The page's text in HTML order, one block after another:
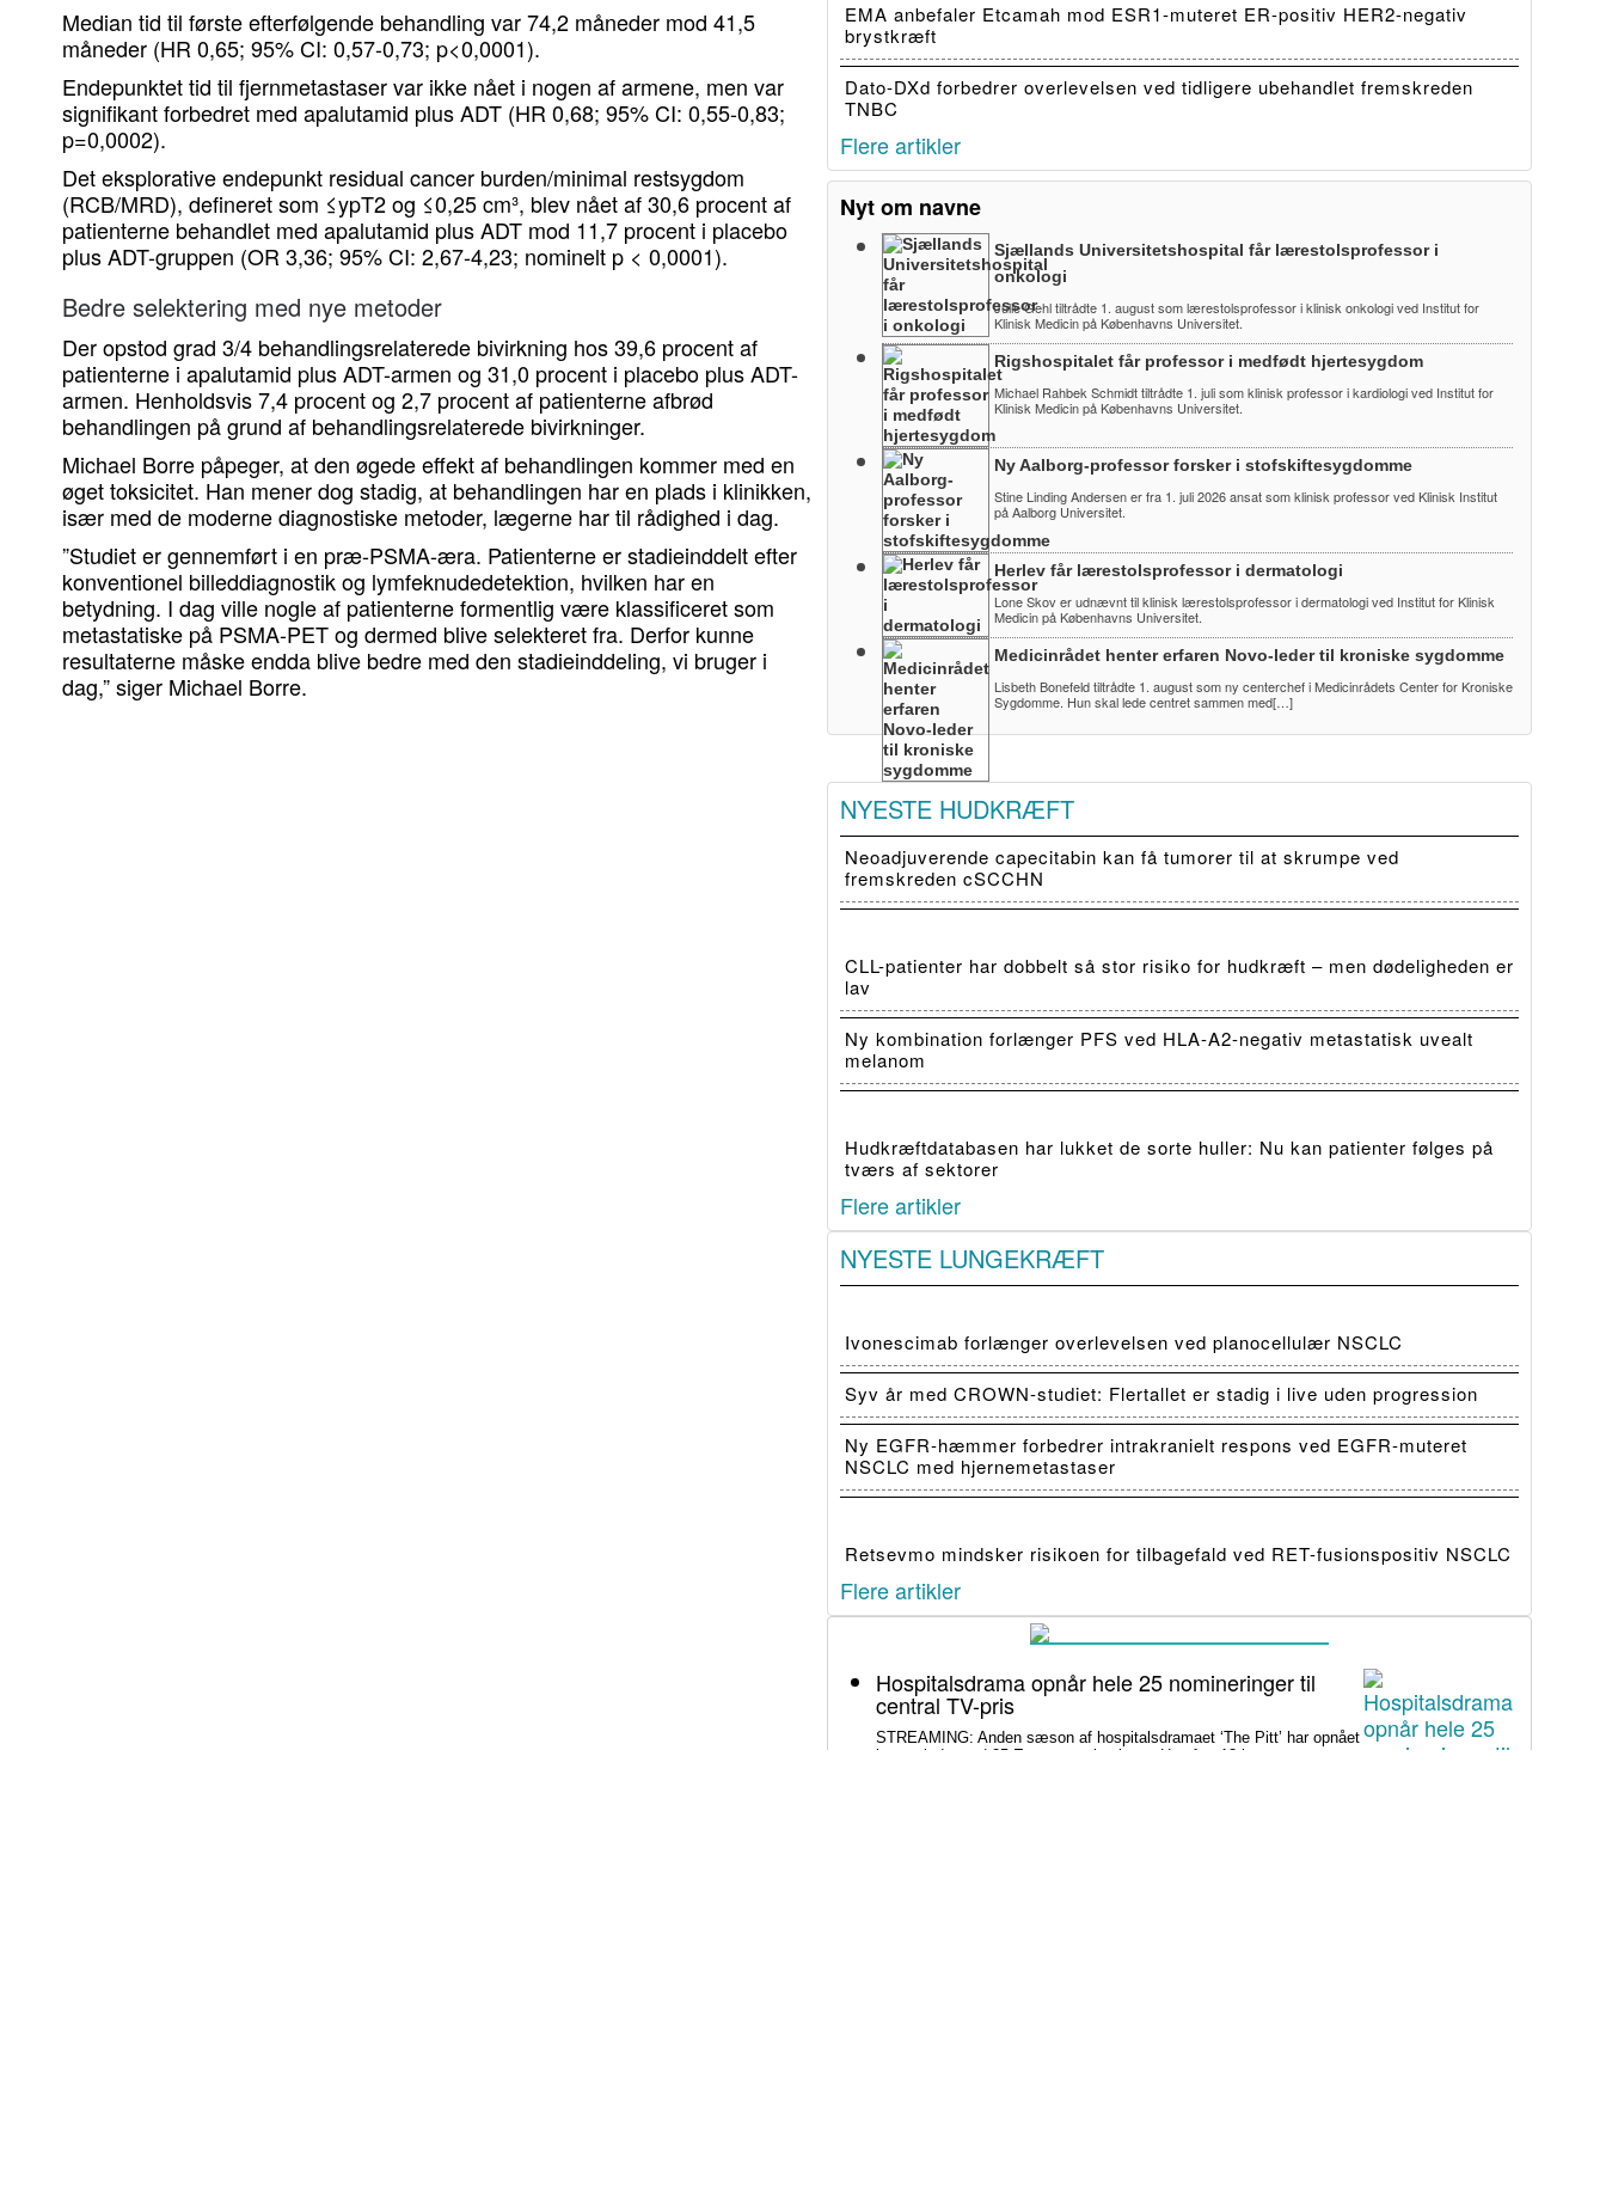
Median tid til første efterfølgende behandling var 74,2 måneder mod 41,5
måneder (HR 0,65; 95% CI: 0,57-0,73; p<0,0001).
Endepunktet tid til fjernmetastaser var ikke nået i nogen af armene, men var
signifikant forbedret med apalutamid plus ADT (HR 0,68; 95% CI: 0,55-0,83;
p=0,0002).
Det eksplorative endepunkt residual cancer burden/minimal restsygdom
(RCB/MRD), defineret som ≤ypT2 og ≤0,25 cm³, blev nået af 30,6 procent af
patienterne behandlet med apalutamid plus ADT mod 11,7 procent i placebo
plus ADT-gruppen (OR 3,36; 95% CI: 2,67-4,23; nominelt p < 0,0001).
Bedre selektering med nye metoder
Der opstod grad 3/4 behandlingsrelaterede bivirkning hos 39,6 procent af
patienterne i apalutamid plus ADT-armen og 31,0 procent i placebo plus ADT-
armen. Henholdsvis 7,4 procent og 2,7 procent af patienterne afbrød
behandlingen på grund af behandlingsrelaterede bivirkninger.
Michael Borre påpeger, at den øgede effekt af behandlingen kommer med en
øget toksicitet. Han mener dog stadig, at behandlingen har en plads i klinikken,
især med de moderne diagnostiske metoder, lægerne har til rådighed i dag.
”Studiet er gennemført i en præ-PSMA-æra. Patienterne er stadieinddelt efter
konventionel billeddiagnostik og lymfeknudedetektion, hvilken har en
betydning. I dag ville nogle af patienterne formentlig være klassificeret som
metastatiske på PSMA-PET og dermed blive selekteret fra. Derfor kunne
resultaterne måske endda blive bedre med den stadieinddeling, vi bruger i
dag,” siger Michael Borre.
EMA anbefaler Etcamah mod ESR1-muteret ER-positiv HER2-negativ
brystkræft
Dato-DXd forbedrer overlevelsen ved tidligere ubehandlet fremskreden
TNBC
Flere artikler
Nyt om navne
Sjællands Universitetshospital får lærestolsprofessor i
onkologi
Julie Gehl tiltrådte 1. august som lærestolsprofessor i klinisk onkologi ved Institut for
Klinisk Medicin på Københavns Universitet.
Rigshospitalet får professor i medfødt hjertesygdom
Michael Rahbek Schmidt tiltrådte 1. juli som klinisk professor i kardiologi ved Institut for
Klinisk Medicin på Københavns Universitet.
Ny Aalborg-professor forsker i stofskiftesygdomme
Stine Linding Andersen er fra 1. juli 2026 ansat som klinisk professor ved Klinisk Institut
på Aalborg Universitet.
Herlev får lærestolsprofessor i dermatologi
Lone Skov er udnævnt til klinisk lærestolsprofessor i dermatologi ved Institut for Klinisk
Medicin på Københavns Universitet.
Medicinrådet henter erfaren Novo-leder til kroniske sygdomme
Lisbeth Bonefeld tiltrådte 1. august som ny centerchef i Medicinrådets Center for Kroniske
Sygdomme. Hun skal lede centret sammen med[…]
NYESTE HUDKRÆFT
Neoadjuverende capecitabin kan få tumorer til at skrumpe ved
fremskreden cSCCHN
CLL-patienter har dobbelt så stor risiko for hudkræft – men dødeligheden er
lav
Ny kombination forlænger PFS ved HLA-A2-negativ metastatisk uvealt
melanom
Hudkræftdatabasen har lukket de sorte huller: Nu kan patienter følges på
tværs af sektorer
Flere artikler
NYESTE LUNGEKRÆFT
Ivonescimab forlænger overlevelsen ved planocellulær NSCLC
Syv år med CROWN-studiet: Flertallet er stadig i live uden progression
Ny EGFR-hæmmer forbedrer intrakranielt respons ved EGFR-muteret
NSCLC med hjernemetastaser
Retsevmo mindsker risikoen for tilbagefald ved RET-fusionspositiv NSCLC
Flere artikler
Hospitalsdrama opnår hele 25 nomineringer til
central TV-pris
STREAMING: Anden sæson af hospitalsdramaet ‘The Pitt’ har opnået
intet mindre end 25 Emmy-nomineringer. Heraf er 13 i